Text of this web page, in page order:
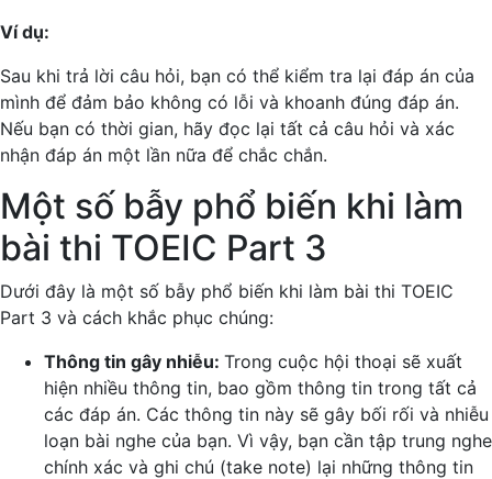
Ví dụ:
Sau khi trả lời câu hỏi, bạn có thể kiểm tra lại đáp án của
mình để đảm bảo không có lỗi và khoanh đúng đáp án.
Nếu bạn có thời gian, hãy đọc lại tất cả câu hỏi và xác
nhận đáp án một lần nữa để chắc chắn.
Một số bẫy phổ biến khi làm
bài thi TOEIC Part 3
Dưới đây là một số bẫy phổ biến khi làm bài thi TOEIC
Part 3 và cách khắc phục chúng:
Thông tin gây nhiễu: Trong cuộc hội thoại sẽ xuất
hiện nhiều thông tin, bao gồm thông tin trong tất cả
các đáp án. Các thông tin này sẽ gây bối rối và nhiễu
loạn bài nghe của bạn. Vì vậy, bạn cần tập trung nghe
chính xác và ghi chú (take note) lại những thông tin